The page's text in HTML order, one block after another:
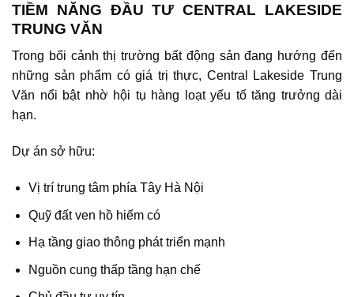
TIỀM NĂNG ĐẦU TƯ CENTRAL LAKESIDE
TRUNG VĂN
Trong bối cảnh thị trường bất động sản đang hướng đến
những sản phẩm có giá trị thực, Central Lakeside Trung
Văn nổi bật nhờ hội tụ hàng loạt yếu tố tăng trưởng dài
hạn.
Dự án sở hữu:
Vị trí trung tâm phía Tây Hà Nội
Quỹ đất ven hồ hiếm có
Hạ tầng giao thông phát triển mạnh
Nguồn cung thấp tầng hạn chế